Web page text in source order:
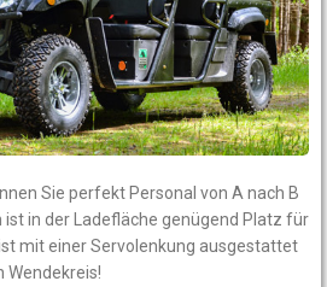
Sie perfekt Personal von A nach B
in der Ladefläche genügend Platz für
mit einer Servolenkung ausgestattet
Wendekreis!